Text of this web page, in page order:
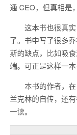
通 CEO，但真相是
这本书也很真
了。书中写了很多
斯的缺点，比如吸
端。可正是这样一
本书的作者，
兰克林的自传，还
一读。